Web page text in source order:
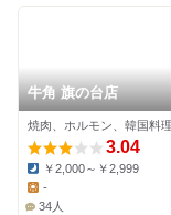
牛角 旗の台店
焼肉、ホルモン、韓国料理
3.04
Dinner:
￥2,000～￥2,999
Lunch:
-
34人